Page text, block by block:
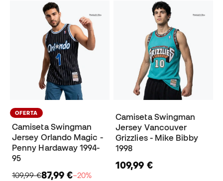
OFERTA
Camiseta Swingman
Jersey Orlando Magic -
Penny Hardaway 1994-
95
109,99 €87,99 €−20%
Camiseta Swingman
Jersey Vancouver
Grizzlies - Mike Bibby
1998
109,99 €